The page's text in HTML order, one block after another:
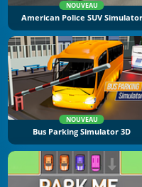
NOUVEAU
American Police SUV Simulator
NOUVEAU
Bus Parking Simulator 3D